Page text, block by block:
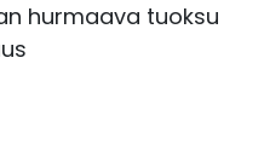
hurmaava tuoksu